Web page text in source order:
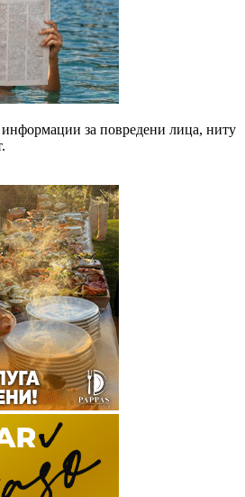
за повредени лица, ниту